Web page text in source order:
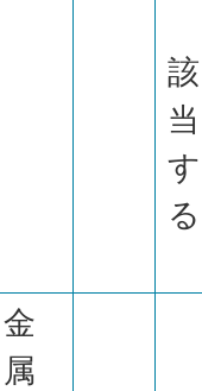
該
当
す
る
金
属